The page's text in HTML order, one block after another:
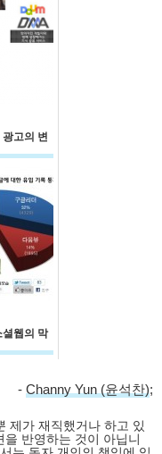
고의 변
셜웹의 막
- Channy Yun (윤석찬);
제가 재직했거나 하고 있
반영하는 것이 아닙니